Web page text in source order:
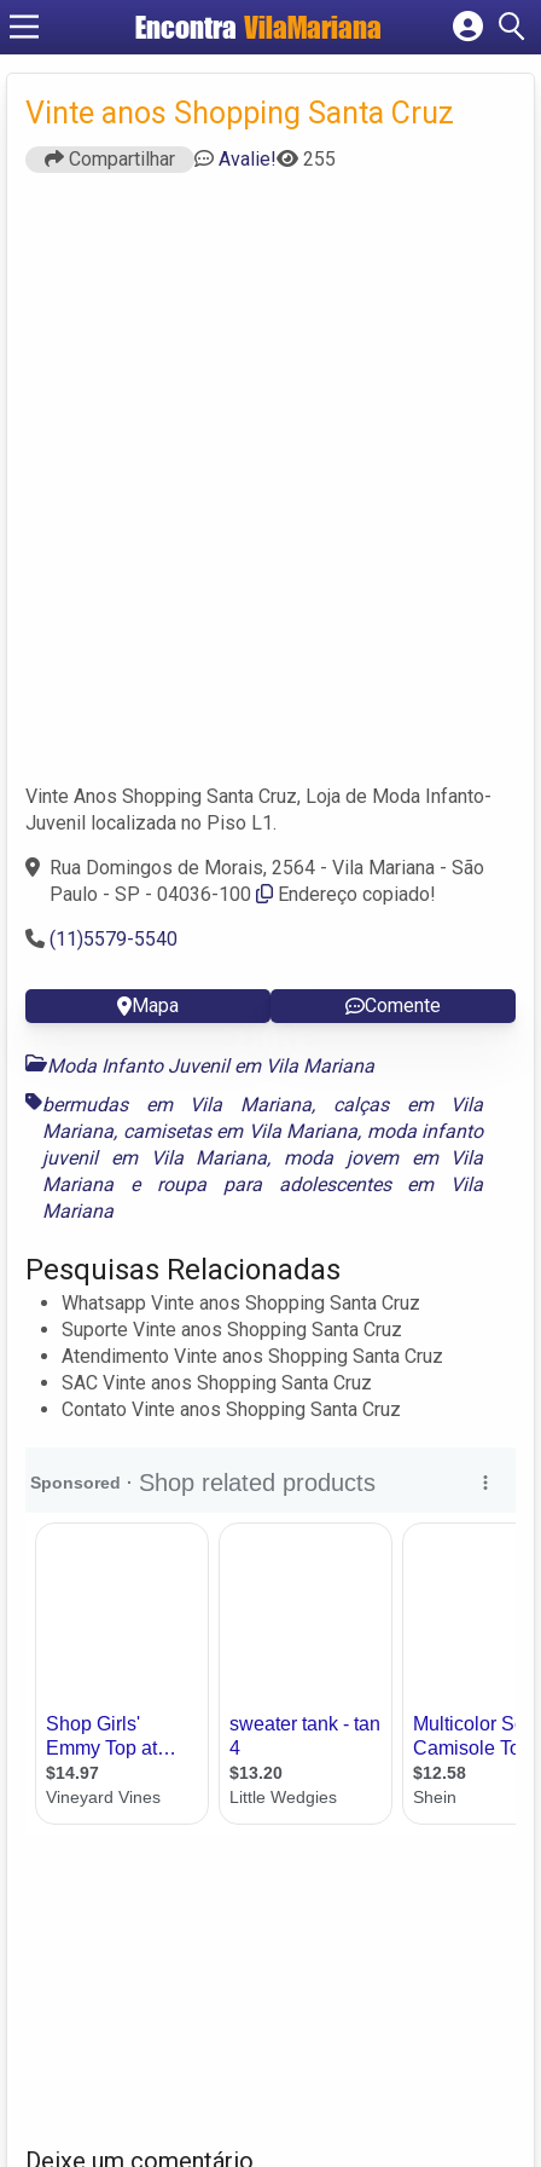
EncontraVilaMariana
Cadastrar empresa
Criar conta
Vinte anos Shopping Santa Cruz
Compartilhar Avalie! 255
Vinte Anos Shopping Santa Cruz, Loja de Moda Infanto-
Juvenil localizada no Piso L1.
Rua Domingos de Morais, 2564 - Vila Mariana - São
Paulo - SP - 04036-100
Endereço copiado!
(11)5579-5540
Mapa Comente
Moda Infanto Juvenil em Vila Mariana
bermudas em Vila Mariana, calças em Vila
Mariana, camisetas em Vila Mariana, moda infanto
juvenil em Vila Mariana, moda jovem em Vila
Mariana e roupa para adolescentes em Vila
Mariana
Pesquisas Relacionadas
Whatsapp Vinte anos Shopping Santa Cruz
Suporte Vinte anos Shopping Santa Cruz
Atendimento Vinte anos Shopping Santa Cruz
SAC Vinte anos Shopping Santa Cruz
Contato Vinte anos Shopping Santa Cruz
Deixe um comentário